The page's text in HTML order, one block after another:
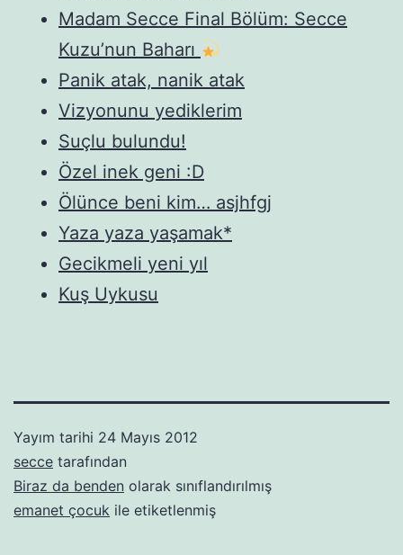
Madam Secce Final Bölüm: Secce
Kuzu’nun Baharı
Panik atak, nanik atak
Vizyonunu yediklerim
Suçlu bulundu!
Özel inek geni :D
Ölünce beni kim… asjhfgj
Yaza yaza yaşamak*
Gecikmeli yeni yıl
Kuş Uykusu
Yayım tarihi 24 Mayıs 2012
secce tarafından
Biraz da benden olarak sınıflandırılmış
emanet çocuk ile etiketlenmiş